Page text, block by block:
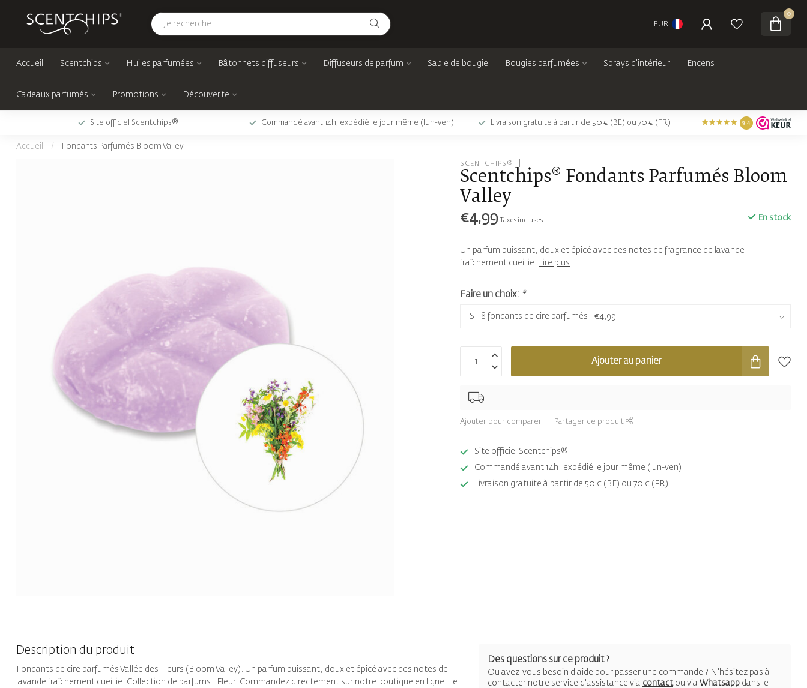
EUR
0
Accueil Scentchips Huiles parfumées Bâtonnets diffuseurs Diffuseurs de parfum Sable de bougie Bougies parfumées Sprays d'intérieur Encens
Cadeaux parfumés Promotions Découverte
Site officiel Scentchips® Commandé avant 14h, expédié le jour même (lun-ven) Livraison gratuite à partir de 50 € (BE) ou 70 € (FR) 9.4
Accueil / Fondants Parfumés Bloom Valley
SCENTCHIPS®
Scentchips® Fondants Parfumés Bloom
Valley
€4,99 Taxes incluses En stock
Un parfum puissant, doux et épicé avec des notes de fragrance de lavande
fraîchement cueillie. Lire plus .
Faire un choix: *
Ajouter au panier
Ajouter pour comparer Partager ce produit
Site officiel Scentchips®
Commandé avant 14h, expédié le jour même (lun-ven)
Livraison gratuite à partir de 50 € (BE) ou 70 € (FR)
Description du produit
Fondants de cire parfumés Vallée des Fleurs (Bloom Valley). Un parfum puissant, doux et épicé avec des notes de
lavande fraîchement cueillie. Collection de parfums : Fleur. Commandez directement sur notre boutique en ligne. Le
Des questions sur ce produit ?
Ou avez-vous besoin d'aide pour passer une commande ? N'hésitez pas à
contacter notre service d'assistance via contactou via Whatsapp dans le